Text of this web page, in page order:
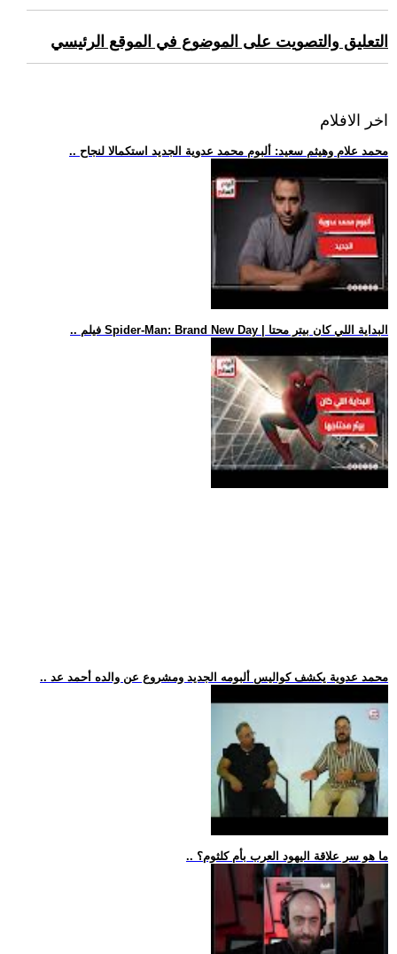
التعليق والتصويت على الموضوع في الموقع الرئيسي
اخر الافلام
.. محمد علام وهيثم سعيد: ألبوم محمد عدوية الجديد استكمالا لنجاح
.. فيلم Spider-Man: Brand New Day | البداية اللي كان بيتر محتا
.. محمد عدوية يكشف كواليس ألبومه الجديد ومشروع عن والده أحمد عد
.. ما هو سر علاقة اليهود العرب بأم كلثوم؟